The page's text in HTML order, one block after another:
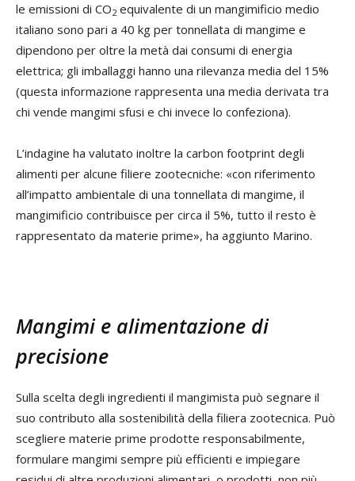
le emissioni di CO2 equivalente di un mangimificio medio
italiano sono pari a 40 kg per tonnellata di mangime e
dipendono per oltre la metà dai consumi di energia
elettrica; gli imballaggi hanno una rilevanza media del 15%
(questa informazione rappresenta una media derivata tra
chi vende mangimi sfusi e chi invece lo confeziona).
L’indagine ha valutato inoltre la carbon footprint degli
alimenti per alcune filiere zootecniche: «con riferimento
all’impatto ambientale di una tonnellata di mangime, il
mangimificio contribuisce per circa il 5%, tutto il resto è
rappresentato da materie prime», ha aggiunto Marino.
Mangimi e alimentazione di
precisione
Sulla scelta degli ingredienti il mangimista può segnare il
suo contributo alla sostenibilità della filiera zootecnica. Può
scegliere materie prime prodotte responsabilmente,
formulare mangimi sempre più efficienti e impiegare